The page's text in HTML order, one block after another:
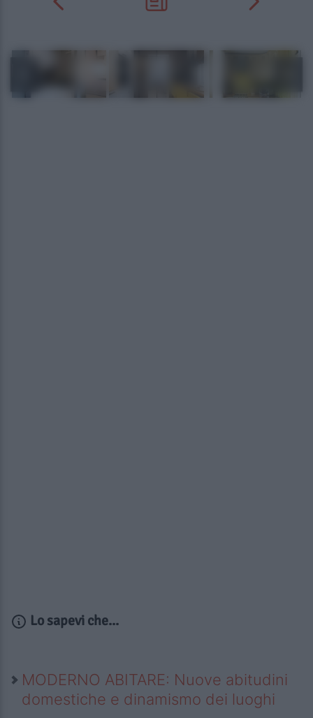
Lo sapevi che...
MODERNO ABITARE: Nuove abitudini
domestiche e dinamismo dei luoghi